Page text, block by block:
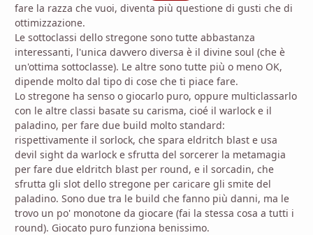
fare la razza che vuoi, diventa più questione di gusti che di
ottimizzazione.
Le sottoclassi dello stregone sono tutte abbastanza
interessanti, l'unica davvero diversa è il divine soul (che è
un'ottima sottoclasse). Le altre sono tutte più o meno OK,
dipende molto dal tipo di cose che ti piace fare.
Lo stregone ha senso o giocarlo puro, oppure multiclassarlo
con le altre classi basate su carisma, cioé il warlock e il
paladino, per fare due build molto standard:
rispettivamente il sorlock, che spara eldritch blast e usa
devil sight da warlock e sfrutta del sorcerer la metamagia
per fare due eldritch blast per round, e il sorcadin, che
sfrutta gli slot dello stregone per caricare gli smite del
paladino. Sono due tra le build che fanno più danni, ma le
trovo un po' monotone da giocare (fai la stessa cosa a tutti i
round). Giocato puro funziona benissimo.